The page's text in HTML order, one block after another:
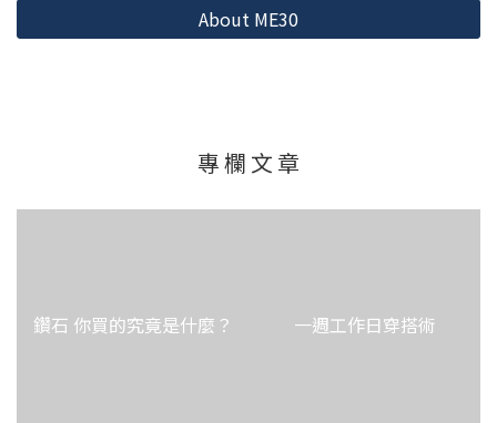
About ME30
專 欄 文 章
鑽石 你買的究竟是什麼？ 一週工作日穿搭術